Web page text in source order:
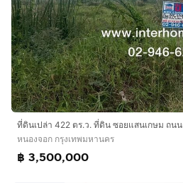
หนองจอก กรุงเทพมหานคร
฿ 3,500,000